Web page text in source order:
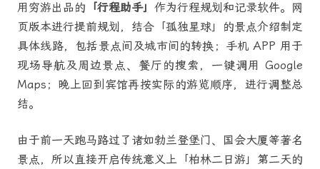
用穷游出品的 「行程助手」 作为行程规划和记录软件。网
页版本进行提前规划，结合「孤独星球」的景点介绍制定
具体线路，包括景点间及城市间的转换；手机 APP 用于
现场导航及周边景点、餐厅的搜索，一键调用 Google
Maps；晚上回到宾馆再按实际的游览顺序，进行调整总
结。
由于前一天跑马路过了诸如勃兰登堡门、国会大厦等著名
景点，所以直接开启传统意义上「柏林二日游」第二天的